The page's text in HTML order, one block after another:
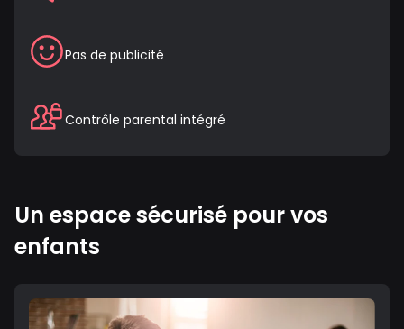
Pas de publicité
Contrôle parental intégré
Un espace sécurisé pour vos
enfants